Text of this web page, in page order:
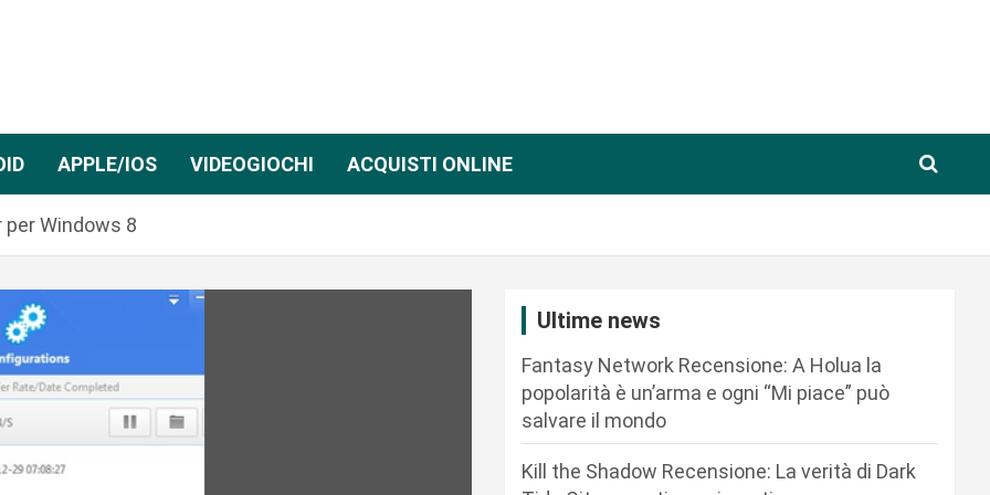
APPLE/IOS VIDEOGIOCHI ACQUISTI ONLINE
per Windows 8
Ultime news
Fantasy Network Recensione: A Holua la
popolarità è un’arma e ogni “Mi piace” può
salvare il mondo
Kill the Shadow Recensione: La verità di Dark